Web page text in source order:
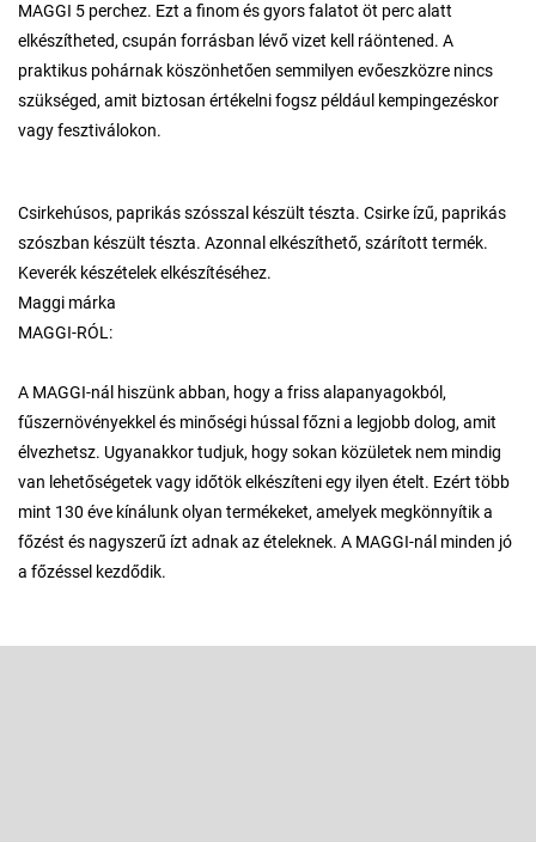
MAGGI 5 perchez. Ezt a finom és gyors falatot öt perc alatt
elkészítheted, csupán forrásban lévő vizet kell ráöntened. A
praktikus pohárnak köszönhetően semmilyen evőeszközre nincs
szükséged, amit biztosan értékelni fogsz például kempingezéskor
vagy fesztiválokon.
Csirkehúsos, paprikás szósszal készült tészta. Csirke ízű, paprikás
szószban készült tészta. Azonnal elkészíthető, szárított termék.
Keverék készételek elkészítéséhez.
Maggi márka
MAGGI-RÓL:
A MAGGI-nál hiszünk abban, hogy a friss alapanyagokból,
fűszernövényekkel és minőségi hússal főzni a legjobb dolog, amit
élvezhetsz. Ugyanakkor tudjuk, hogy sokan közületek nem mindig
van lehetőségetek vagy időtök elkészíteni egy ilyen ételt. Ezért több
mint 130 éve kínálunk olyan termékeket, amelyek megkönnyítik a
főzést és nagyszerű ízt adnak az ételeknek. A MAGGI-nál minden jó
a főzéssel kezdődik.